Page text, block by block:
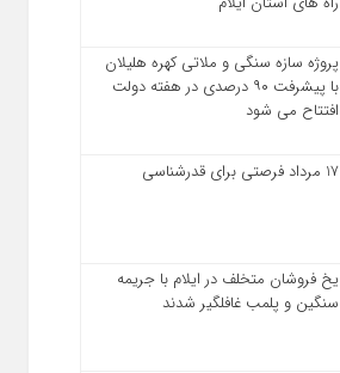
پروژه سازه سنگی و ملاتی کهره هلیلان
با پیشرفت ۹۰ درصدی در هفته دولت
افتتاح می شود
17 مرداد فرصتی برای قدرشناسی
یخ‌ فروشان متخلف در ایلام با جریمه
سنگین و پلمب غافلگیر شدند